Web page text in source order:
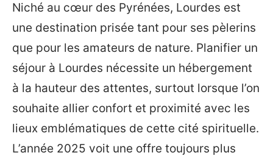
Niché au cœur des Pyrénées, Lourdes est
une destination prisée tant pour ses pèlerins
que pour les amateurs de nature. Planifier un
séjour à Lourdes nécessite un hébergement
à la hauteur des attentes, surtout lorsque l’on
souhaite allier confort et proximité avec les
lieux emblématiques de cette cité spirituelle.
L’année 2025 voit une offre toujours plus